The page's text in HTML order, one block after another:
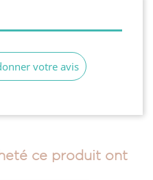
votre avis
ce produit ont